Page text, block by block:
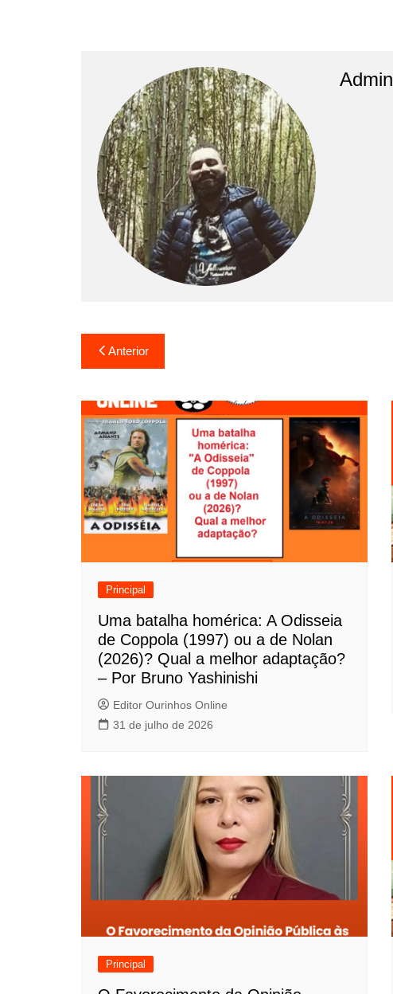
Admin
a
v
e
g
a
ç
ã
t
Anterior
Principal
Uma batalha homérica: A Odisseia
de Coppola (1997) ou a de Nolan
(2026)? Qual a melhor adaptação?
– Por Bruno Yashinishi
Editor Ourinhos Online
31 de julho de 2026
Principal